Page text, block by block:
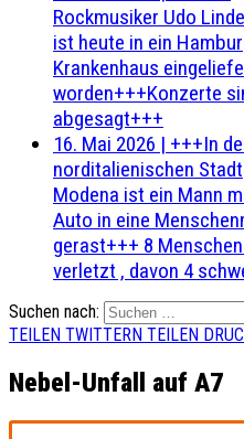
Rockmusiker Udo
ist heute in ein
Krankenhaus
worden+++Konzerte
abgesagt+++
16. Mai 2026 | +++In
norditalienischen Stadt
Modena ist ein Mann
Auto in eine
gerast+++ 8
verletzt , davon 4
Suchen nach:
TEILEN TWITTERN TEILEN
Nebel-Unfall auf A7